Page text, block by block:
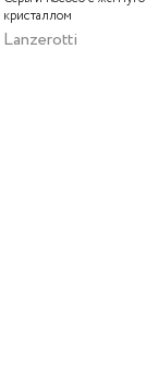
кристаллом
Lanzerotti